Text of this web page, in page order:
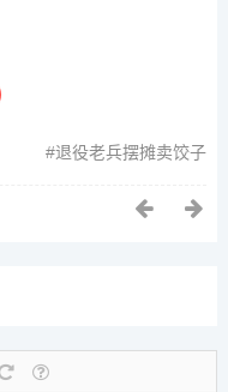
退役老兵摆摊卖饺子